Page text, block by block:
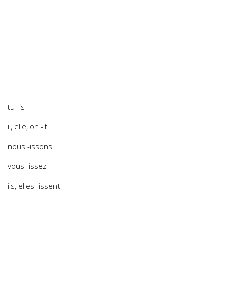
tu -is
il, elle, on -it
nous -issons
vous -issez
ils, elles -issent